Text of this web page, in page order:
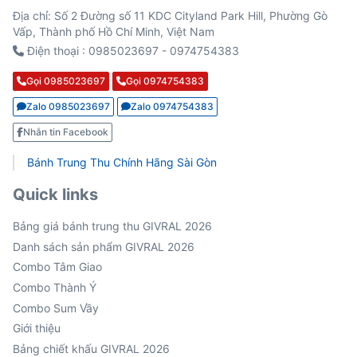
Địa chỉ: Số 2 Đường số 11 KDC Cityland Park Hill, Phường Gò
Vấp, Thành phố Hồ Chí Minh, Việt Nam
Điện thoại : 0985023697 - 0974754383
Gọi 0985023697 Gọi 0974754383
Zalo 0985023697 Zalo 0974754383
Nhắn tin Facebook
Bánh Trung Thu Chính Hãng Sài Gòn
Quick links
Bảng giá bánh trung thu GIVRAL 2026
Danh sách sản phẩm GIVRAL 2026
Combo Tâm Giao
Combo Thành Ý
Combo Sum Vầy
Giới thiệu
Bảng chiết khấu GIVRAL 2026